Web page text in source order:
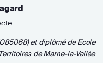
et diplômé deEcole
de Marne-la-Vallée